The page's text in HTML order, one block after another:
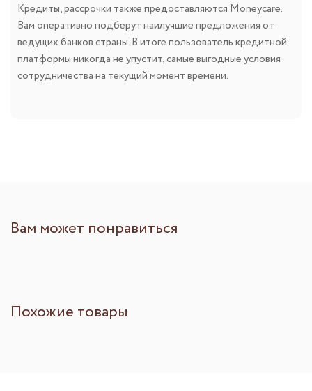
Кредиты, рассрочки также предоставляются Moneycare.
Вам оперативно подберут наилучшие предложения от
ведущих банков страны. В итоге пользователь кредитной
платформы никогда не упустит, самые выгодные условия
сотрудничества на текущий момент времени.
Вам может понравиться
Похожие товары